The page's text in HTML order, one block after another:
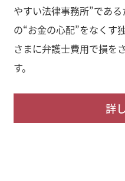
やすい法律事務所”であ
の“お金の心配”をなくす
さまに弁護士費用で損を
す。
詳